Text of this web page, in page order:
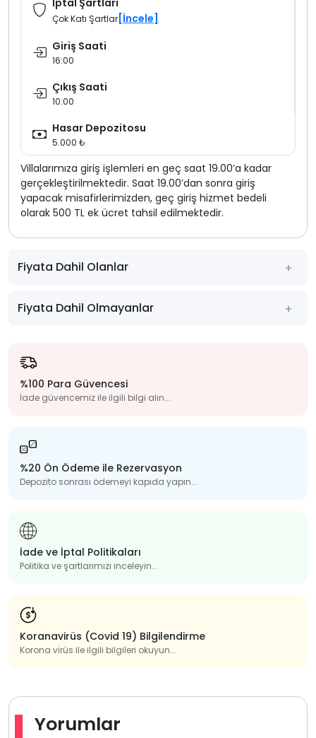
İptal Şartları
Çok Katı Şartlar [İncele]
Giriş Saati
16:00
Çıkış Saati
10:00
Hasar Depozitosu
5.000 ₺
Villalarımıza giriş işlemleri en geç saat 19.00’a kadar
gerçekleştirilmektedir. Saat 19.00’dan sonra giriş
yapacak misafirlerimizden, geç giriş hizmet bedeli
olarak 500 TL ek ücret tahsil edilmektedir.
Fiyata Dahil Olanlar
Fiyata Dahil Olmayanlar
%100 Para Güvencesi
İade güvencemiz ile ilgili bilgi alın...
%20 Ön Ödeme ile Rezervasyon
Depozito sonrası ödemeyi kapıda yapın...
İade ve İptal Politikaları
Politika ve şartlarımızı inceleyin...
Koranavirüs (Covid 19) Bilgilendirme
Korona virüs ile ilgili bilgileri okuyun...
Yorumlar